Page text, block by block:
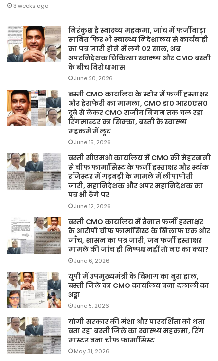
3 weeks ago
निरंकुश है स्वास्थ्य महकमा, जांच में फर्जीवाड़ा
साबित फिर भी स्वास्थ्य निदेशालय से कार्यवाही
का पत्र जारी होने में लगे 02 साल, अब
अपरनिदेशक चिकित्सा स्वास्थ्य और CMO बस्ती
के बीच विरोधाभास
June 20, 2026
बस्ती CMO कार्यालय के स्टोर में फर्जी हस्ताक्षर
और हेराफेरी का मामला, CMO डा० आर०एस०
दूबे से लेकर CMO राजीव निगम तक चल रहा
रिंगमास्टर का सिक्का, बस्ती के स्वास्थ्य
महकमें में लूट
June 15, 2026
बस्ती सीएमओ कार्यालय में CMO की मेहरबानी
से चीफ फार्मासिस्ट के फर्जी हस्ताक्षर और स्टॉक
रजिस्टर में गड़बड़ी के मामले में लीपापोती
जारी, महानिदेशक और अपर महानिदेशक का
पत्र भी ठेंगे पर
June 12, 2026
बस्ती CMO कार्यालय में तैनात फर्जी हस्ताक्षर
के आरोपी चीफ फार्मासिस्ट के खिलाफ एक और
जाँच, शासन का पत्र जारी, जब फर्जी हस्ताक्षर
मामले की जांच ही निष्पक्ष नहीं तो नए का क्या?
June 6, 2026
यूपी में उपमुख्यमंत्री के विभाग का बुरा हाल,
बस्ती जिले का CMO कार्यालय बना दलाली का
अड्डा
June 5, 2026
योगी सरकार की मंशा और पारदर्शिता को धता
बता रहा बस्ती जिले का स्वास्थ्य महकमा, रिंग
मास्टर बना चीफ फार्मासिस्ट
May 31, 2026